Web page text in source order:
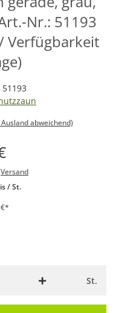
Nr.: 51193
Verfügbarkeit
51193
Ausland abweichend)
Versand
/ St.
*
St.